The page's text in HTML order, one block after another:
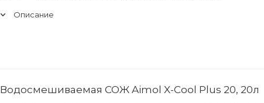
Описание
Водосмешиваемая СОЖ Aimol X-Cool Plus 20, 20л